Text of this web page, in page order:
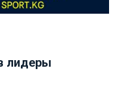
лидеры